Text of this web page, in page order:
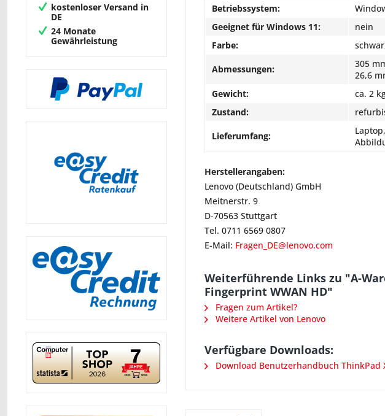
kostenloser Versand in
DE
24 Monate
Gewährleistung
Betriebssystem:
Geeignet für Windows 11:
nein
Farbe:
Abmessungen:
305
26,6
Gewicht:
ca. 2
Zustand:
Lieferumfang:
Herstellerangaben:
Lenovo (Deutschland) GmbH
Meitnerstr. 9
D-70563 Stuttgart
Tel. 0711 6569 0807
E-Mail: Fragen_DE@lenovo.com
Weiterführende Links zu "A-
Fingerprint WWAN HD"
Fragen zum Artikel?
Weitere Artikel von Lenovo
Verfügbare Downloads:
Download Benutzerhandbuch ThinkPad